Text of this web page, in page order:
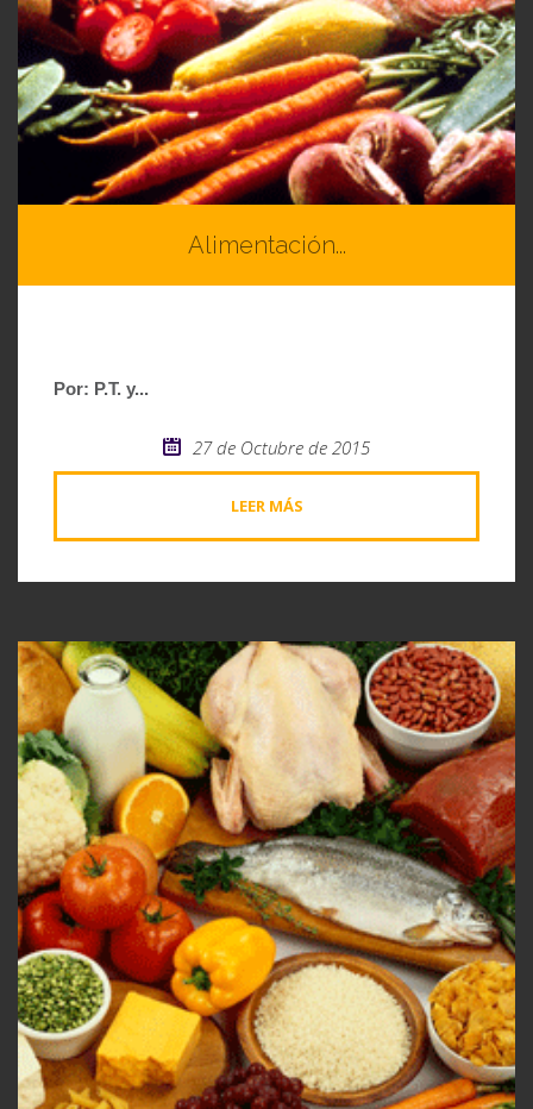
Alimentación...
Por: P.T. y...
27 de Octubre de 2015
LEER MÁS